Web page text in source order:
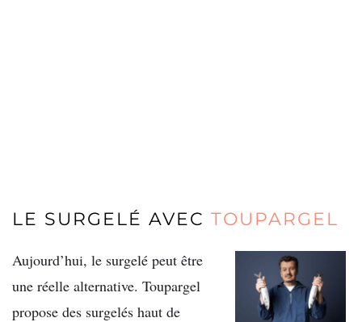
LE SURGELÉ AVEC TOUPARGEL
Aujourd’hui, le surgelé peut être
une réelle alternative. Toupargel
propose des surgelés haut de